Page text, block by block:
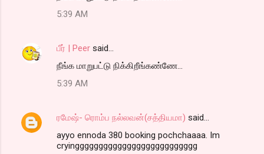
5:39 AM
பீர் | Peer said…
நீங்க மாறுபட்டு நிக்கிறீங்கண்ணே...
5:39 AM
ரமேஷ்- ரொம்ப நல்லவன்(சத்தியமா) said…
ayyo ennoda 380 booking pochchaaaa. Im
cryingggggggggggggggggggggggggg